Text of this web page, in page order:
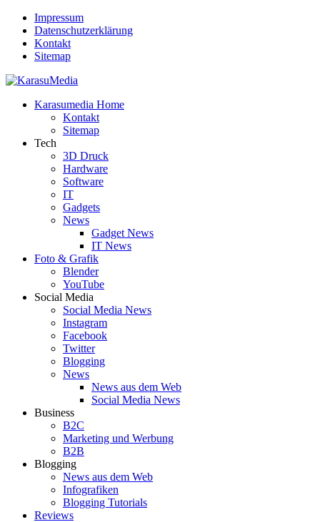
Impressum
Datenschutzerklärung
Kontakt
Sitemap
KarasuMedia
Der Blog rund um Social Media, Internet und Technik
Karasumedia Home
Kontakt
Sitemap
Tech
3D Druck
Hardware
Software
IT
Gadgets
News
Gadget News
IT News
Foto & Grafik
Blender
YouTube
Social Media
Social Media News
Instagram
Facebook
Twitter
Blogging
News
News aus dem Web
Social Media News
Business
B2C
Marketing und Werbung
B2B
Blogging
News aus dem Web
Infografiken
Blogging Tutorials
Reviews